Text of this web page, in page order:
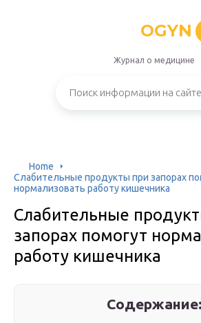
OGYN
Журнал о медицине
Home
Слабительные продукты при запорах
нормализовать работу кишечника
Слабительные
запорах помогут
работу кишечника
Содержание: